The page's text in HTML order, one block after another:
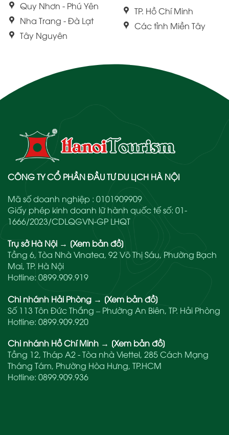
Quy Nhơn - Phú Yên
Nha Trang - Đà Lạt
Tây Nguyên
TP. Hồ Chí Minh
Các tỉnh Miền Tây
CÔNG TY CỔ PHẦN ĐẦU TƯ DU LỊCH HÀ NỘI
Mã số doanh nghiệp : 0101909909
Giấy phép kinh doanh lữ hành quốc tế số: 01-
1666/2023/CDLQGVN-GP LHQT
Trụ sở Hà Nội → [Xem bản đồ]
Tầng 6, Tòa Nhà Vinatea, 92 Võ Thị Sáu, Phường Bạch
Mai, TP. Hà Nội
Hotline: 0899.909.919
Chi nhánh Hải Phòng → [Xem bản đồ]
Số 113 Tôn Đức Thắng – Phường An Biên, TP. Hải Phòng
Hotline: 0899.909.920
Chi nhánh Hồ Chí Minh → [Xem bản đồ]
Tầng 12, Tháp A2 - Tòa nhà Viettel, 285 Cách Mạng
Tháng Tám, Phường Hòa Hưng, TP.HCM
Hotline: 0899.909.936